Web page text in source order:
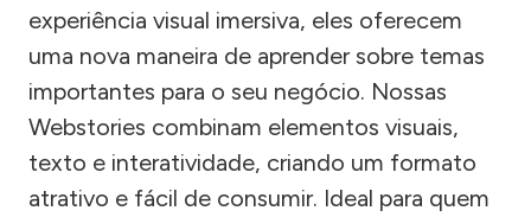
experiência visual imersiva, eles oferecem
uma nova maneira de aprender sobre temas
importantes para o seu negócio. Nossas
Webstories combinam elementos visuais,
texto e interatividade, criando um formato
atrativo e fácil de consumir. Ideal para quem